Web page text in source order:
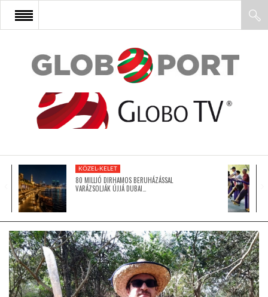
FŐOLDAL
AFRIKA
ÁZSIA
LATIN-AMERIKA
KÖZEL-KELET
KÖZEL-KELET
80 MILLIÓ DIRHAMOS BERUHÁZÁSSAL
VARÁZSOLJÁK ÚJJÁ DUBAI…